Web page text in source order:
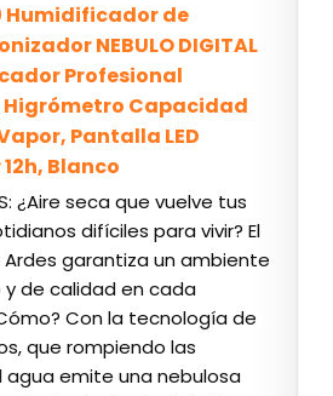
Humidificador de
NEBULO DIGITAL
Profesional
Higrómetro Capacidad
Pantalla LED
Blanco
¿Aire seca que vuelve tus
difíciles para vivir? El
garantiza un ambiente
y de calidad en cada
Con la tecnología de
que rompiendo las
agua emite una nebulosa